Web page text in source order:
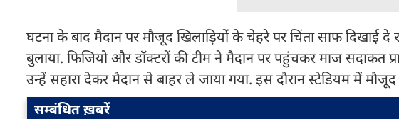
घटना के बाद मैदान पर मौजूद खिलाड़ियों के चेहरे पर चिंता साफ दिखाई
बुलाया. फिजियो और डॉक्टरों की टीम ने मैदान पर पहुंचकर माज सदाकत
उन्हें सहारा देकर मैदान से बाहर ले जाया गया. इस दौरान स्टेडियम में
सम्बंधित ख़बरें